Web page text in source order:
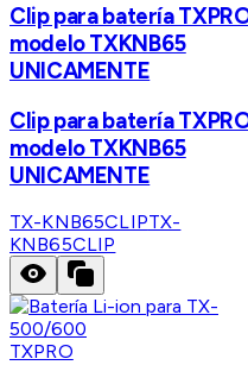
Clip para batería
modelo TXKNB65
UNICAMENTE
Clip para batería
modelo TXKNB65
UNICAMENTE
TX-KNB65CLIPTX-
KNB65CLIP
TXPRO